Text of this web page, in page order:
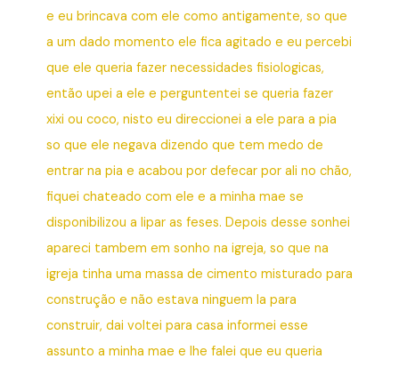
e eu brincava com ele como antigamente, so que
a um dado momento ele fica agitado e eu percebi
que ele queria fazer necessidades fisiologicas,
então upei a ele e perguntentei se queria fazer
xixi ou coco, nisto eu direccionei a ele para a pia
so que ele negava dizendo que tem medo de
entrar na pia e acabou por defecar por ali no chão,
fiquei chateado com ele e a minha mae se
disponibilizou a lipar as feses. Depois desse sonhei
apareci tambem em sonho na igreja, so que na
igreja tinha uma massa de cimento misturado para
construção e não estava ninguem la para
construir, dai voltei para casa informei esse
assunto a minha mae e lhe falei que eu queria